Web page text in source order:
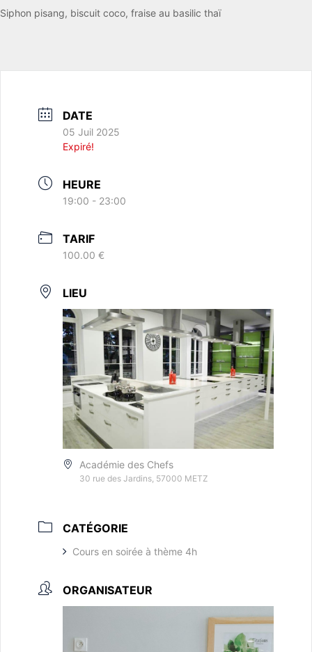
Siphon pisang, biscuit coco, fraise au basilic thaï
DATE
05 Juil 2025
Expiré!
HEURE
19:00 - 23:00
TARIF
100.00 €
LIEU
Académie des Chefs
30 rue des Jardins, 57000 METZ
CATÉGORIE
Cours en soirée à thème 4h
ORGANISATEUR